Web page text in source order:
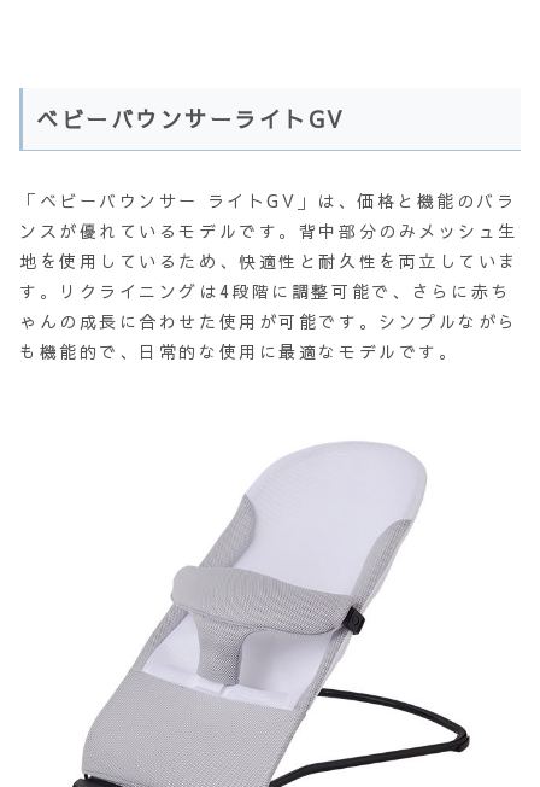
ベビーバウンサーライトGV
「ベビーバウンサー ライトGV」は、価格と機能のバラ
ンスが優れているモデルです。背中部分のみメッシュ生
地を使用しているため、快適性と耐久性を両立していま
す。リクライニングは4段階に調整可能で、さらに赤ち
ゃんの成長に合わせた使用が可能です。シンプルながら
も機能的で、日常的な使用に最適なモデルです。